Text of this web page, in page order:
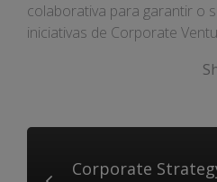
colaborativa para garantir o
iniciativas de Corporate
Corporate